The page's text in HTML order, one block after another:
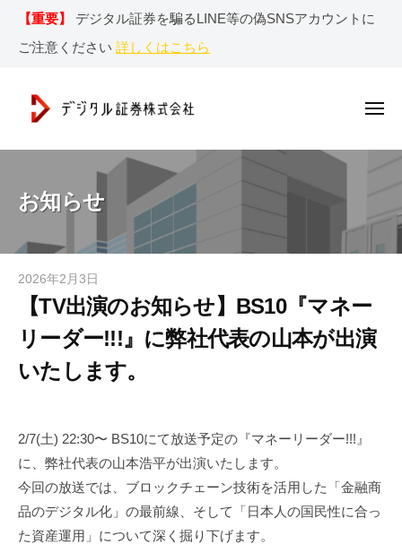
【重要】
デジタル証券を騙るLINE等の偽SNSアカウントに
ご注意ください 詳しくはこちら
デ
タ
証
券
株
会
社
デ
タ
ル
証
r
n
a
産
運
用
の
プ
メ
ー
お知らせ
2026年2月3日
y
s
w
m
i
n
【TV出演のお知らせ】BS10『マネー
リーダー!!!』に弊社代表の山本が出演
いたします。
2/7(土) 22:30〜 BS10にて放送予定の『マネーリーダー!!!』
に、弊社代表の山本浩平が出演いたします。
今回の放送では、ブロックチェーン技術を活用した「金融商
品のデジタル化」の最前線、そして「日本人の国民性に合っ
た資産運用」について深く掘り下げます。
ジ
タ
券
式
社